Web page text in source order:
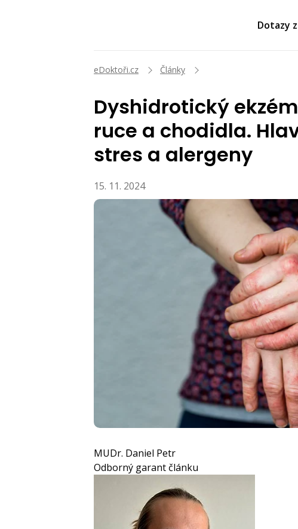
Dotazy
eDoktoři.cz Články
Dyshidrotický
ruce a chodidla.
stres a alergeny
15. 11. 2024
MUDr. Daniel Petr
Odborný garant článku